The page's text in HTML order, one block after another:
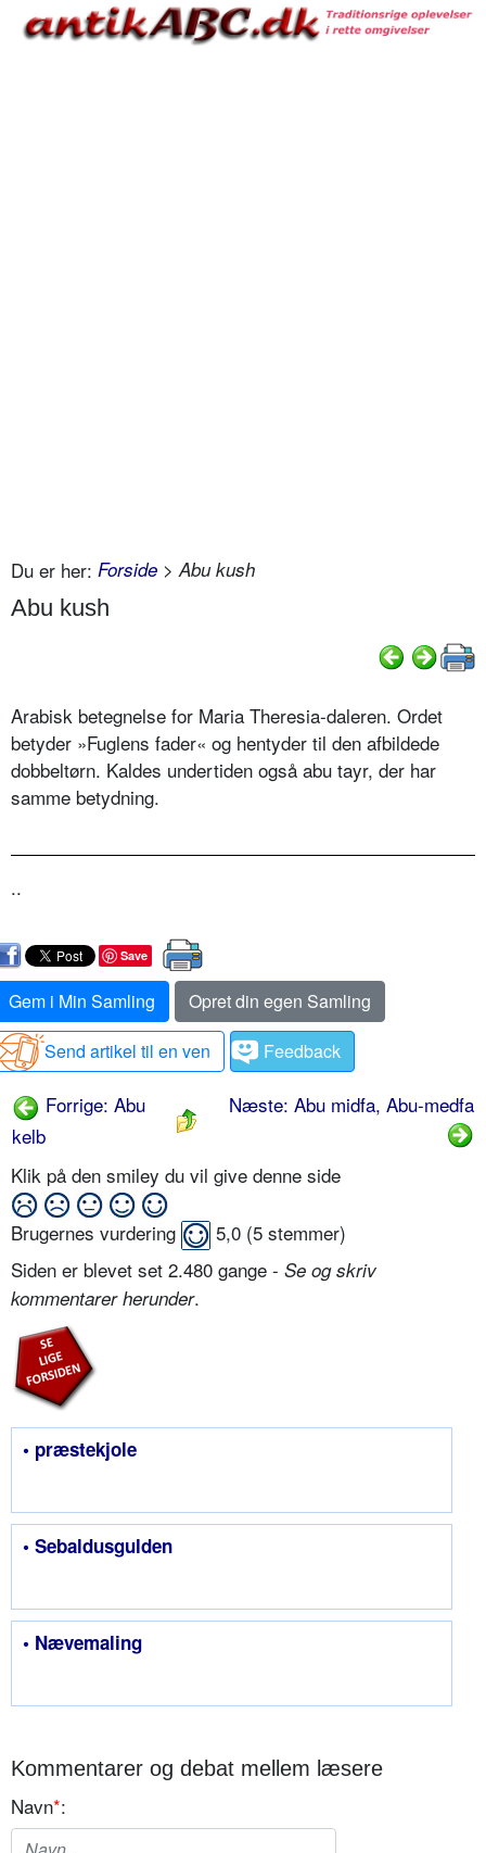
Du er her: Forside > Abu kush
Abu kush
Arabisk betegnelse for Maria Theresia-daleren. Ordet
betyder »Fuglens fader« og hentyder til den afbildede
dobbeltørn. Kaldes undertiden også abu tayr, der har
samme betydning.
..
Save
Gem i Min Samling
Opret din egen Samling
Send artikel til en ven
Feedback
Forrige: Abu
kelb
Næste: Abu midfa, Abu-medfa
Klik på den smiley du vil give denne side
Brugernes vurdering 5,0 (5 stemmer)
Siden er blevet set 2.480 gange - Se og skriv
kommentarer herunder.
• præstekjole
• Sebaldusgulden
• Nævemaling
Kommentarer og debat mellem læsere
Navn*: